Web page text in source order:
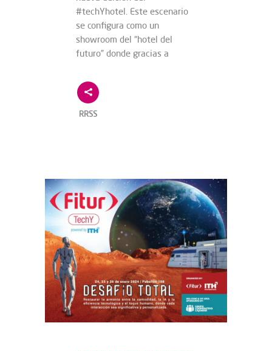
#techYhotel. Este escenario
se configura como un
showroom del “hotel del
futuro” donde gracias a
RRSS